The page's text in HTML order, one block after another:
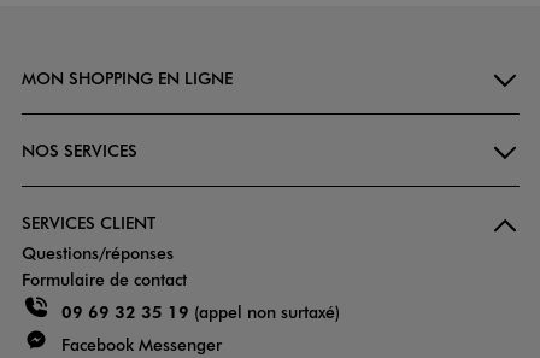
MON SHOPPING EN LIGNE
NOS SERVICES
SERVICES CLIENT
Questions/réponses
Formulaire de contact
09 69 32 35 19 (appel non surtaxé)
Facebook Messenger